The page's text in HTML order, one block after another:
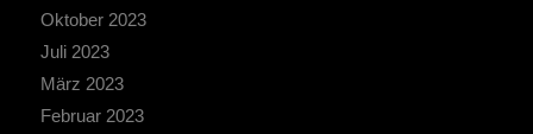
Oktober 2023
Juli 2023
März 2023
Februar 2023